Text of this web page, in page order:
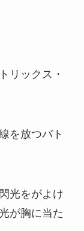
リックス・
を放つバト
光をがよけ
が胸に当た